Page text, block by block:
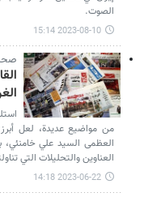
الصوت.
2023-08-10 15:14
من مواضيع عديدة، لعل أبرز
العظمى السيد علي
العناوين والتحليلات التي
2023-06-22 14:18